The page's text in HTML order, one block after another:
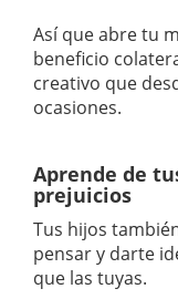
Así que abre tu
beneficio
creativo que
ocasiones.
Aprende de
prejuicios
Tus hijos
pensar y darte
que las tuyas.